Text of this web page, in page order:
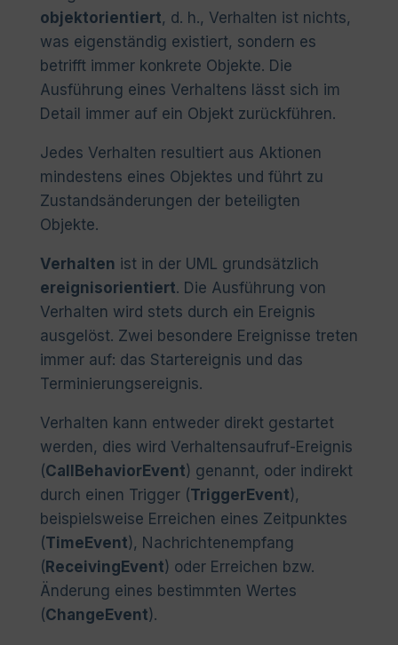
objektorientiert, d. h., Verhalten ist nichts,
was eigenständig existiert, sondern es
betrifft immer konkrete Objekte. Die
Ausführung eines Verhaltens lässt sich im
Detail immer auf ein Objekt zurückführen.
Jedes Verhalten resultiert aus Aktionen
mindestens eines Objektes und führt zu
Zustandsänderungen der beteiligten
Objekte.
Verhalten ist in der UML grundsätzlich
ereignisorientiert. Die Ausführung von
Verhalten wird stets durch ein Ereignis
ausgelöst. Zwei besondere Ereignisse treten
immer auf: das Startereignis und das
Terminierungsereignis.
Verhalten kann entweder direkt gestartet
werden, dies wird Verhaltensaufruf-Ereignis
(CallBehaviorEvent) genannt, oder indirekt
durch einen Trigger (TriggerEvent),
beispielsweise Erreichen eines Zeitpunktes
(TimeEvent), Nachrichtenempfang
( ReceivingEvent) oder Erreichen bzw.
Änderung eines bestimmten Wertes
(ChangeEvent).